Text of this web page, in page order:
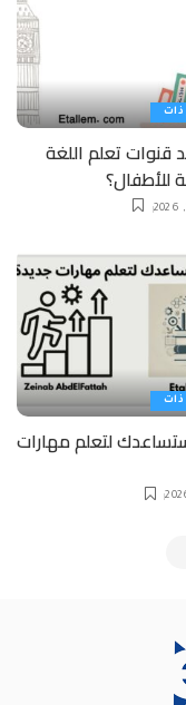
ذات
تعلم اللغة
للأطفال؟
ذات
لتعلم مهارات